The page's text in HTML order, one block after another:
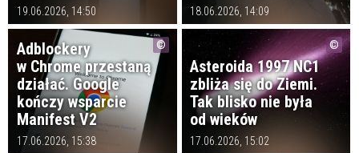
19.06.2026, 14:50 18.06.2026, 14:09
Adblockery
w Chrome przestaną
działać. Google
kończy wsparcie
Manifest V2
17.06.2026, 15:38
Asteroida 1997 NC1
zbliża się do Ziemi.
Tak blisko nie była
od wieków
17.06.2026, 15:02